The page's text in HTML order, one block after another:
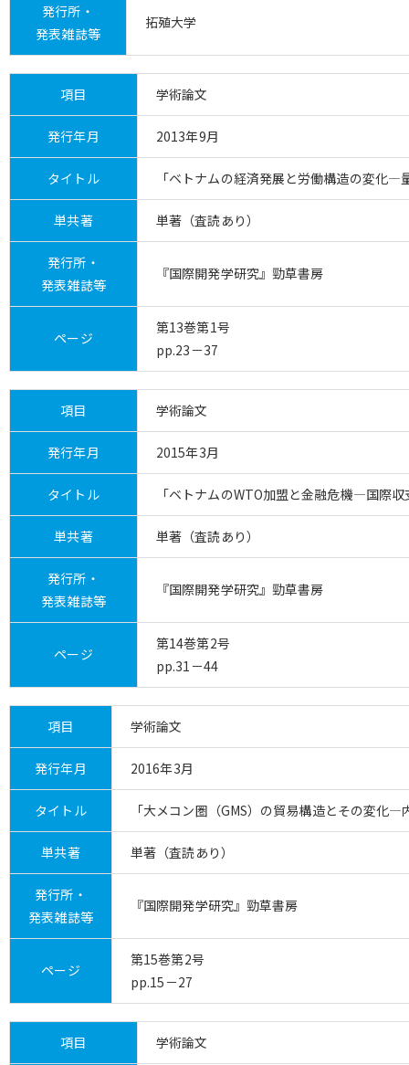
発行所・
発表雑誌等
拓殖大学
項目 学術論文
発行年月 2013年9月
タイトル 「ベトナムの経済発展と労働構造の変化
単共著 単著（査読あり）
発行所・
発表雑誌等
『国際開発学研究』勁草書房
ページ
第13巻第1号
pp.23－37
項目 学術論文
発行年月 2015年3月
タイトル 「ベトナムのWTO加盟と金融危機―国際
単共著 単著（査読あり）
発行所・
発表雑誌等
『国際開発学研究』勁草書房
ページ
第14巻第2号
pp.31－44
項目 学術論文
発行年月 2016年3月
タイトル 「大メコン圏（GMS）の貿易構造とその変化
単共著 単著（査読あり）
発行所・
発表雑誌等
『国際開発学研究』勁草書房
ページ
第15巻第2号
pp.15－27
項目 学術論文